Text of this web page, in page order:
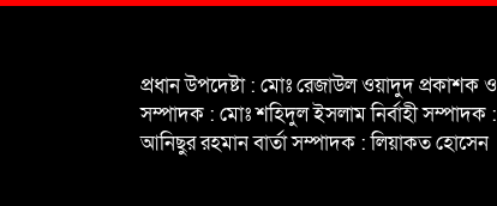
প্রধান উপদেষ্টা : মোঃ রেজাউল ওয়াদুদ প্রকাশক ও
সম্পাদক : মোঃ শহিদুল ইসলাম নির্বাহী সম্পাদক :
আনিছুর রহমান বার্তা সম্পাদক : লিয়াকত হোসেন